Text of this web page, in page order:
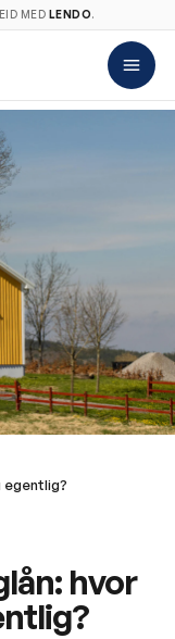
MED LENDO.
egentlig?
hvor